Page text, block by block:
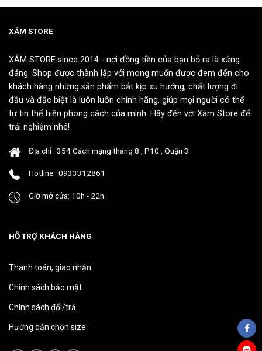
nhiều
thể.
tùy
có
thể
được
chọn
trên
sản
nhiều
tùy
chọn
có
thể
được
chọn
sản
XÁM STORE
XÁM STORE since 2014 - nơi đồng tiền của bạn bỏ ra là xứng
đáng. Shop được thành lập với mong muốn được đem đến cho
khách hàng những sản phẩm bắt kịp xu hướng, chất lượng đi
đầu và đặc biệt là luôn luôn chính hãng, giúp mọi người có thể
tự tin thể hiện phong cách của mình. Hãy đến với Xám Store để
trải nghiệm nhé!
Địa chỉ : 354 Cách mạng tháng 8 , P10 , Quận 3
Hotline : 0933312861
Giờ mở cửa: 10h - 22h
HỖ TRỢ KHÁCH HÀNG
Thanh toán, giao nhận
Chính sách bảo mật
Chính sách đổi/trả
Hướng dẫn chọn size